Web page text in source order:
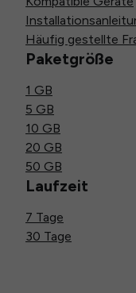
Häufig gestellte
Paketgröße
1 GB
5 GB
10 GB
20 GB
50 GB
Laufzeit
7 Tage
30 Tage